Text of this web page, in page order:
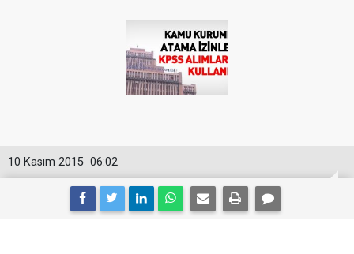
06:02
10 Kasım 2015